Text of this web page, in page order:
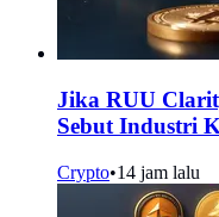
Jika RUU
Sebut Industri
Crypto•14 jam lalu